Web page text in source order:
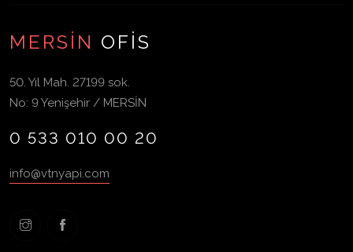
MERSİN OFİS
50. Yıl Mah. 27199 sok.
No: 9 Yenişehir / MERSİN
0 533 010 00 20
info@vtnyapi.com